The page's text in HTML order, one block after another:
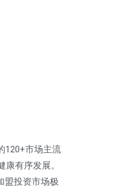
120+市场主流
有序发展。
盟投资市场极